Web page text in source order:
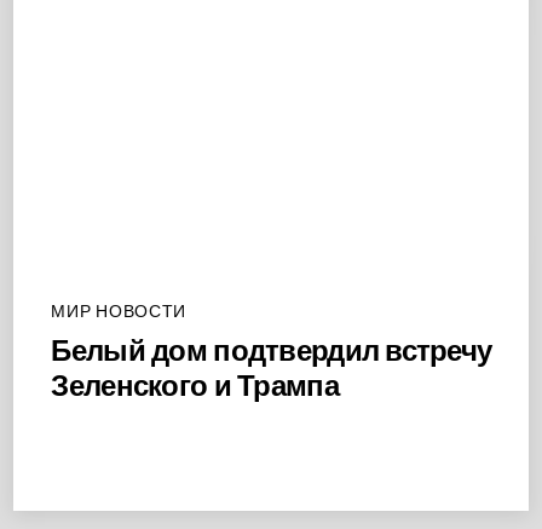
МИР НОВОСТИ
Белый дом подтвердил встречу
Зеленского и Трампа